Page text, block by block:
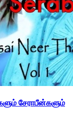
சேராபீன்களும்